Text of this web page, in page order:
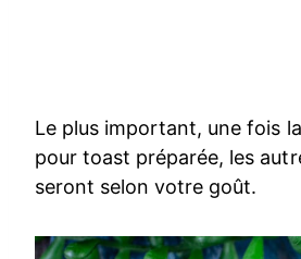
Le plus important, une fois
pour toast préparée, les
seront selon votre goût.